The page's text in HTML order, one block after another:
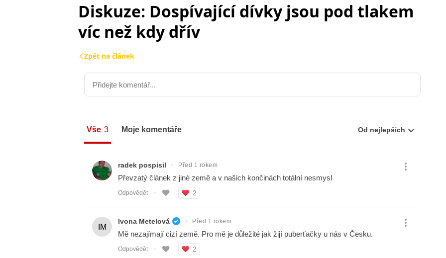
Diskuze: Dospívající dívky jsou pod tlakem
víc než kdy dřív
Zpět na článek